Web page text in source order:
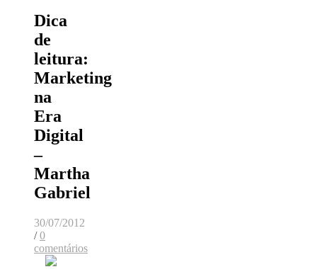
Dica
de
leitura:
Marketing
na
Era
Digital
–
Martha
Gabriel
30/07/2012
/ 0
comentários